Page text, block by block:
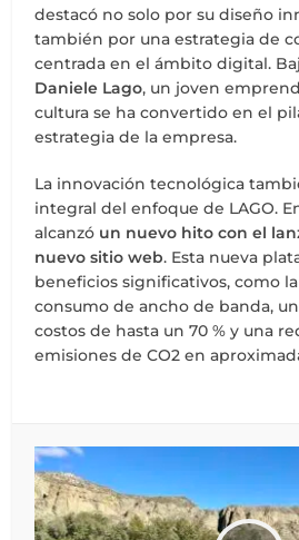
destacó no solo por su diseño
también por una estrategia de
centrada en el ámbito digital.
Daniele Lago, un joven
cultura se ha convertido en el
estrategia de la empresa.
La innovación tecnológica
integral del enfoque de LAGO.
alcanzó un nuevo hito con el
nuevo sitio web. Esta nueva
beneficios significativos, como
consumo de ancho de banda,
costos de hasta un 70 % y una
emisiones de CO2 en